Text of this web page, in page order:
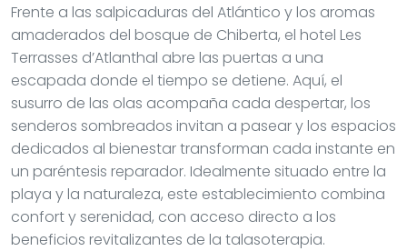
Frente a las salpicaduras del Atlántico y los aromas
amaderados del bosque de Chiberta, el hotel Les
Terrasses d’Atlanthal abre las puertas a una
escapada donde el tiempo se detiene. Aquí, el
susurro de las olas acompaña cada despertar, los
senderos sombreados invitan a pasear y los espacios
dedicados al bienestar transforman cada instante en
un paréntesis reparador. Idealmente situado entre la
playa y la naturaleza, este establecimiento combina
confort y serenidad, con acceso directo a los
beneficios revitalizantes de la talasoterapia.